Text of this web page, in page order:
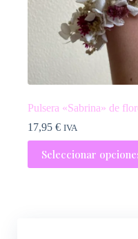
Pulsera «Sabrina» de
17,95 € IVA
Seleccionar